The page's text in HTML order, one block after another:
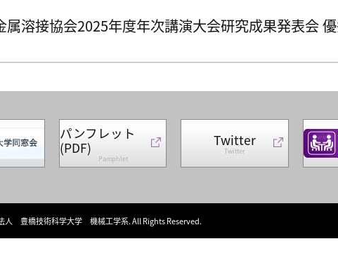
溶接協会2025年度年次講演大会研究成果発表会
パンフレット
(PDF)
Pamphlet
Twitter
Twitter
人 豊橋技術科学大学 機械工学系. All Rights Reserved.